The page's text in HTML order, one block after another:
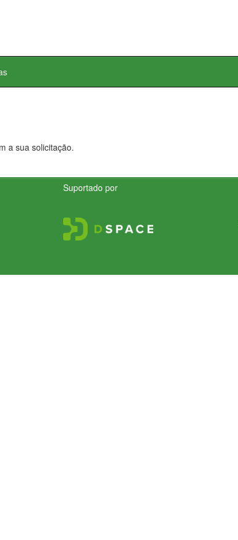
a sua solicitação.
Suportado por